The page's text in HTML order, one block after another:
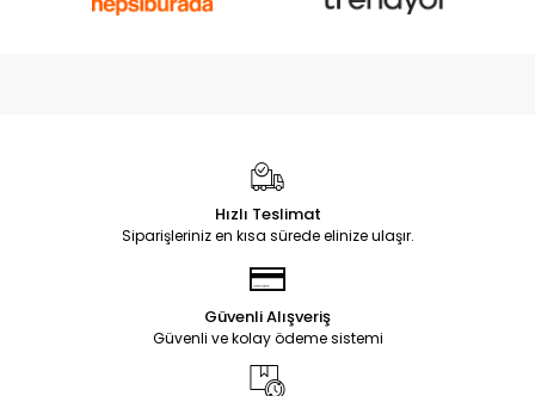
Hızlı Teslimat
Siparişleriniz en kısa sürede elinize ulaşır.
Güvenli Alışveriş
Güvenli ve kolay ödeme sistemi